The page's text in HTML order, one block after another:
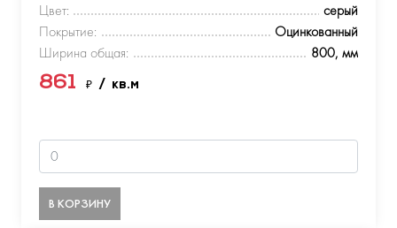
Цвет:
серый
Покрытие:
Оцинкованный
Ширина общая:
800, мм
861 ₽ / кв.м
В КОРЗИНУ